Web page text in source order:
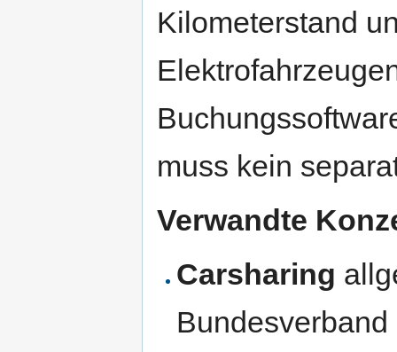
Kilometerstand
muss kein
Verwandte
Carsharing